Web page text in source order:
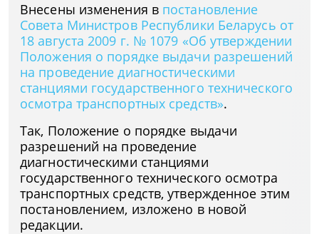
Внесены изменения в постановление
Совета Министров Республики Беларусь от
18 августа 2009 г. № 1079 «Об утверждении
Положения о порядке выдачи разрешений
на проведение диагностическими
станциями государственного технического
осмотра транспортных средств».
Так, Положение о порядке выдачи
разрешений на проведение
диагностическими станциями
государственного технического осмотра
транспортных средств, утвержденное этим
постановлением, изложено в новой
редакции.